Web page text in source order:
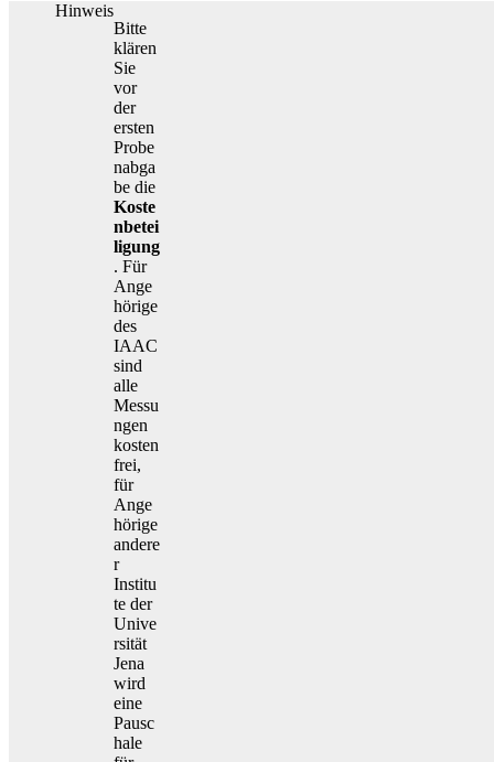
Hinweis
Bitte
klären
Sie
vor
der
ersten
Probe
nabga
be die
Koste
nbetei
ligung
. Für
Ange
hörige
des
IAAC
sind
alle
Messu
ngen
kosten
frei,
für
Ange
hörige
andere
r
Institu
te der
Unive
rsität
Jena
wird
eine
Pausc
hale